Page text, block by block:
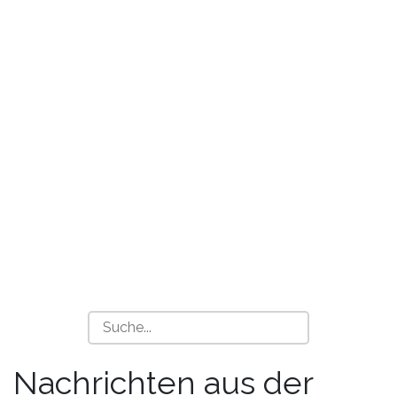
Nachrichten aus der